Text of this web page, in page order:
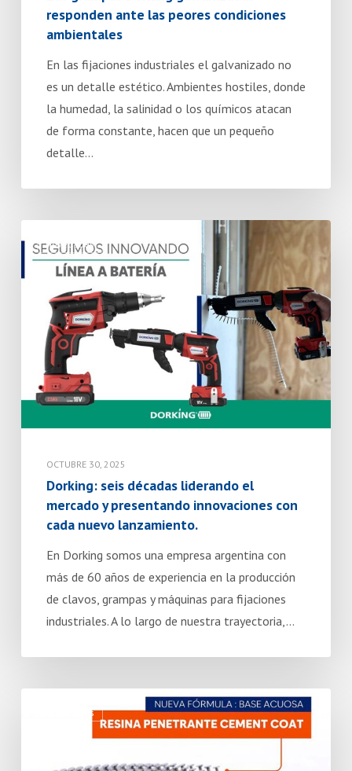
responden ante las peores condiciones
ambientales
En las fijaciones industriales el galvanizado no
es un detalle estético. Ambientes hostiles, donde
la humedad, la salinidad o los químicos atacan
de forma constante, hacen que un pequeño
detalle…
Novedades
seis
décadas
liderando
mercado
presentando
innovaciones
con
nuevo
lanzamiento.
OCTUBRE 30, 2025
Dorking: seis décadas liderando el
mercado y presentando innovaciones con
cada nuevo lanzamiento.
En Dorking somos una empresa argentina con
más de 60 años de experiencia en la producción
de clavos, grampas y máquinas para fijaciones
industriales. A lo largo de nuestra trayectoria,…
Novedades